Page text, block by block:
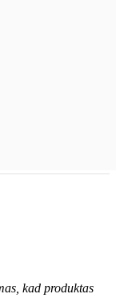
kad produktas